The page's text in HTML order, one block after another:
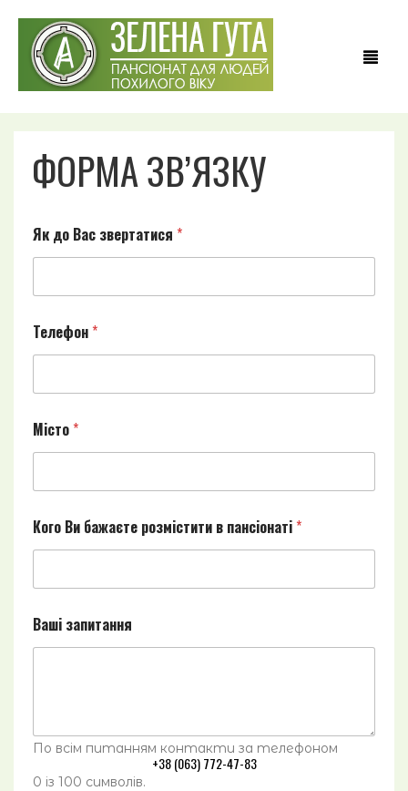
ГОЛОВНА
ПОСЛУГИ
ХОСПІС
ЦІНИ
СТАТТІ ТА ПОРАДИ
ENGLISH
ФОРМА ЗВ’ЯЗКУ
а
н
і
н
а
т
*
а
Як до Вас звертатися *
Телефон *
Місто *
Кого Ви бажаєте розмістити в пансіонаті *
Ваші запитання
По всім питанням контакти за телефоном
+38 (063) 772-47-83
0 із 100 символів.